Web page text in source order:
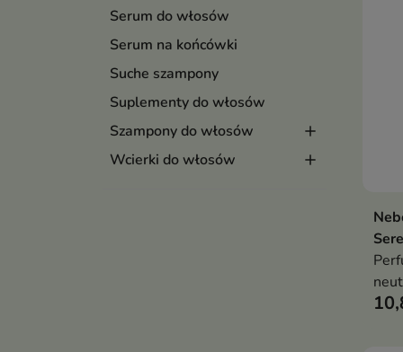
Serum do włosów
Serum na końcówki
Suche szampony
Suplementy do włosów
Szampony do włosów
Wcierki do włosów